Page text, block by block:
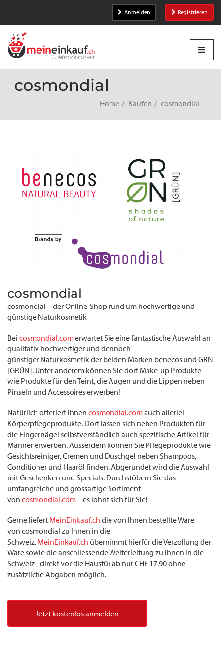
Anmelden Registrieren
cosmondial
Home Kaufen cosmondial
cosmondial
cosmondial – der Online-Shop rund um hochwertige und
günstige Naturkosmetik
Bei cosmondial.comerwartet Sie eine fantastische Auswahl an
qualitativ hochwertiger und dennoch
günstiger Naturkosmetik der beiden Marken benecos und GRN
[GRÜN]. Unter anderem können Sie dort Make-up Produkte
wie Produkte für den Teint, die Augen und die Lippen neben
Pinseln und Accessoires erwerben!
Natürlich offeriert Ihnen cosmondial.comauch allerlei
Körperpflegeprodukte. Dort lassen sich neben Produkten für
die Fingernägel selbstverständlich auch spezifische Artikel für
Männer erwerben. Ausserdem können Sie Pflegeprodukte wie
Gesichtsreiniger, Cremen und Duschgel neben Shampoos,
Conditioner und Haaröl finden. Abgerundet wird die Auswahl
mit Geschenken und Specials. Durchstöbern Sie das
umfangreiche und grossartige Sortiment
von cosmondial.com– es lohnt sich für Sie!
Gerne liefert MeinEinkauf.ch die von Ihnen bestellte Ware
von cosmondial zu Ihnen in die
Schweiz. MeinEinkauf.ch übernimmt hierfür die Verzollung der
Ware sowie die anschliessende Weiterleitung zu Ihnen in die
Schweiz - direkt vor die Haustür ab nur CHF 17.90 ohne
zusätzliche Abgaben möglich.
Jetzt kostenlos anmelden